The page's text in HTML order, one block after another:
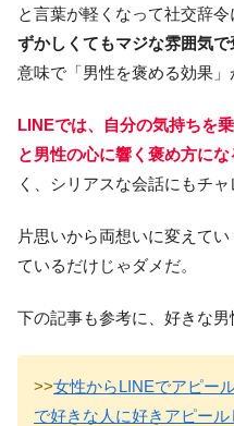
と言葉が軽くなって社交辞令
ずかしくてもマジな雰囲気
意味で「男性を褒める効果」
LINEでは、自分の気持ちを
と男性の心に響く褒め方にな
く、シリアスな会話にもチャ
片思いから両想いに変えて
ているだけじゃダメだ。
下の記事も参考に、好きな男
>>女性からLINEでアピー
で好きな人に好きアピール